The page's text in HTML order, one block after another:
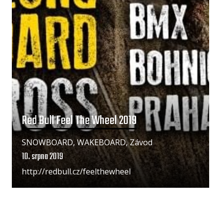
Red Bull Feel The Wheel 2019
http://redbull.cz/feelthewheel
10. srpna 2019
SNOWBOARD, WAKEBOARD, Závod